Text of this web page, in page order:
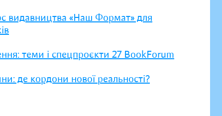
видавництва «Наш Формат» для
теми і спецпроєкти 27 BookForum
де кордони нової реальності?